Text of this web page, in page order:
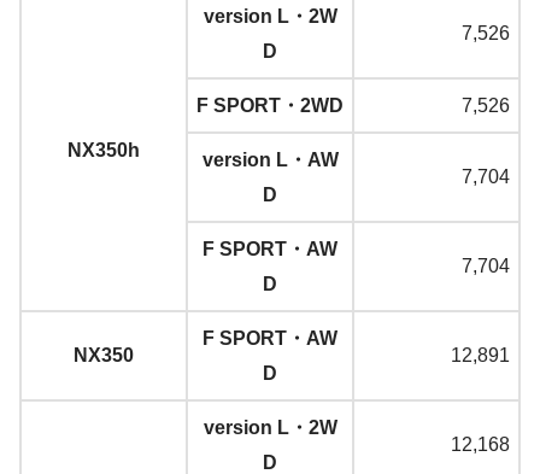
NX350h
version L・2W
D
7,526
F SPORT・2WD 7,526
version L・AW
D
7,704
F SPORT・AW
D
7,704
NX350
F SPORT・AW
D
12,891
version L・2W
D
12,168